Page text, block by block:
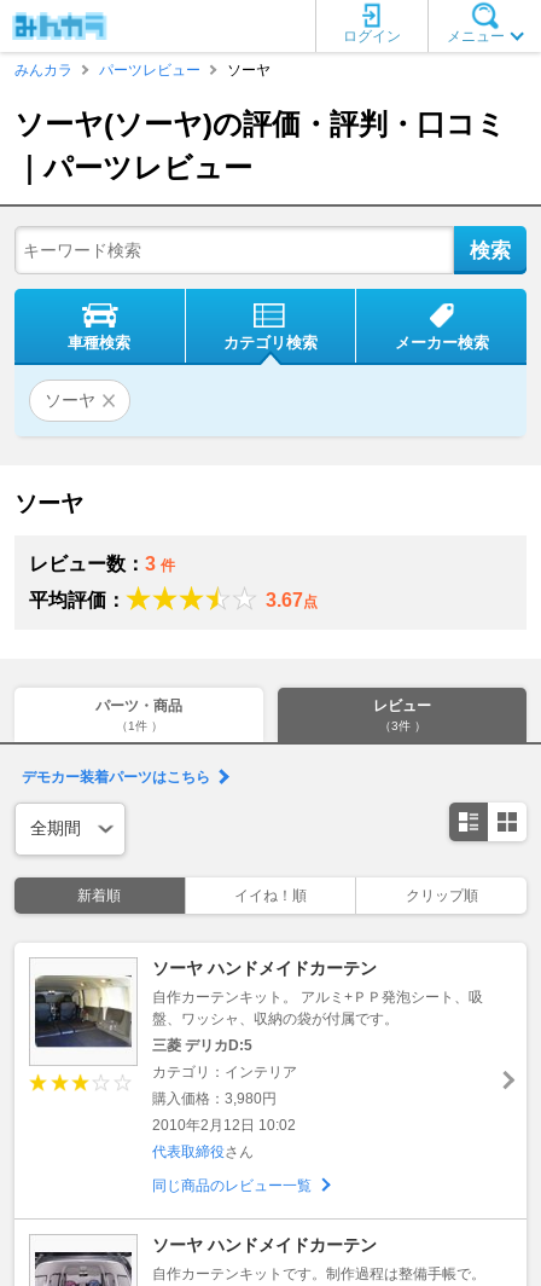
メニュー
ログイン
みんカラ
パーツレビュー ソーヤ
ソーヤ(ソーヤ)の評価・評判・口コミ
｜パーツレビュー
車種検索 カテゴリ検索 メーカー検索
ソーヤ
ソーヤ
レビュー数： 3 件
平均評価： 3.67点
パーツ・商品
（1件 ）
レビュー
（3件 ）
デモカー装着パーツはこちら
新着順 イイね！順 クリップ順
ソーヤ ハンドメイドカーテン
自作カーテンキット。 アルミ+ＰＰ発泡シート、吸
盤、ワッシャ、収納の袋が付属です。
三菱 デリカD:5
カテゴリ：インテリア
購入価格：3,980円
2010年2月12日 10:02
代表取締役さん
同じ商品のレビュー一覧
ソーヤ ハンドメイドカーテン
自作カーテンキットです。制作過程は整備手帳で。